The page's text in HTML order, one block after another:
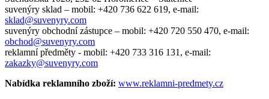
suvenýry sklad – mobil: +420 736 622 619, e-mail:
sklad@suvenyry.com
suvenýry obchodní zástupce – mobil: +420 720 550 470, e-mail:
obchod@suvenyry.com
reklamní předměty - mobil: +420 733 316 131, e-mail:
zakazky@suvenyry.com
Nabídka reklamního zboží: www.reklamni-predmety.cz